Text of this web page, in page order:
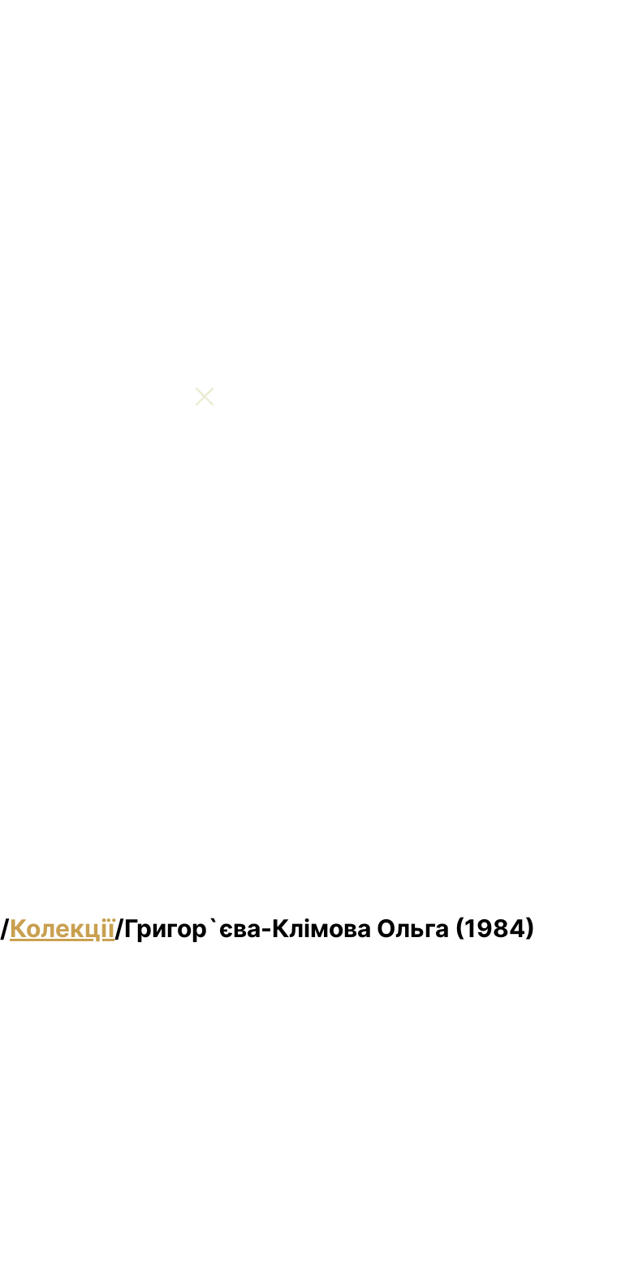
/Колекції/Григор`єва-Клімова Ольга (1984)